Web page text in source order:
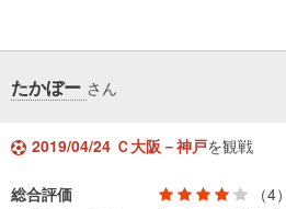
たかぼー さん
2019/04/24 Ｃ大阪－神戸を観戦
総合評価 （4）